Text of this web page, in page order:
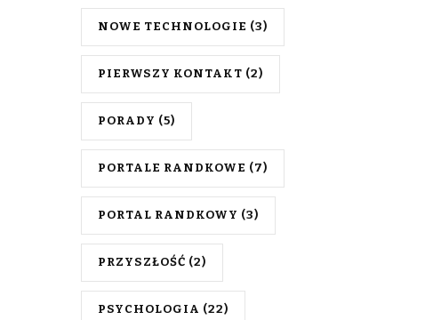
NOWE TECHNOLOGIE (3)
PIERWSZY KONTAKT (2)
PORADY (5)
PORTALE RANDKOWE (7)
PORTAL RANDKOWY (3)
PRZYSZŁOŚĆ (2)
PSYCHOLOGIA (22)